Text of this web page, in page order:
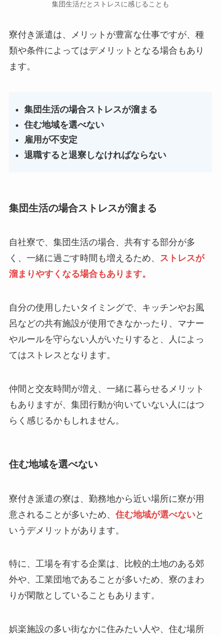
集団生活だとストレスに感じることも
寮付き派遣は、メリットが豊富な仕事ですが、種
類や条件によってはデメリットとなる場合もあり
ます。
集団生活の場合ストレスが溜まる
住む地域を選べない
雇用が不安定
退職すると退寮しなければならない
集団生活の場合ストレスが溜まる
自社寮で、集団生活の場合、共有する部分が多
く、一緒に過ごす時間も増えるため、 ストレスが
溜まりやすくなる場合もあります。
自分の使用したいタイミングで、キッチンやお風
呂などの共有施設が使用できなかったり、マナー
やルールを守らない人がいたりすると、人によっ
てはストレスとなります。
仲間と交友時間が増え、一緒に暮らせるメリット
もありますが、集団行動が向いていない人にはつ
らく感じるかもしれません。
住む地域を選べない
寮付き派遣の寮は、勤務地から近い場所に寮が用
意されることが多いため、 住む地域が選べないと
いうデメリットがあります。
特に、工場を有する企業は、比較的土地のある郊
外や、工業団地であることが多いため、寮のまわ
りが閑散としていることもあります。
娯楽施設の多い街なかに住みたい人や、住む場所